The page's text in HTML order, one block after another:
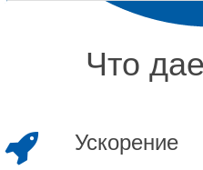
Что
Ускорение